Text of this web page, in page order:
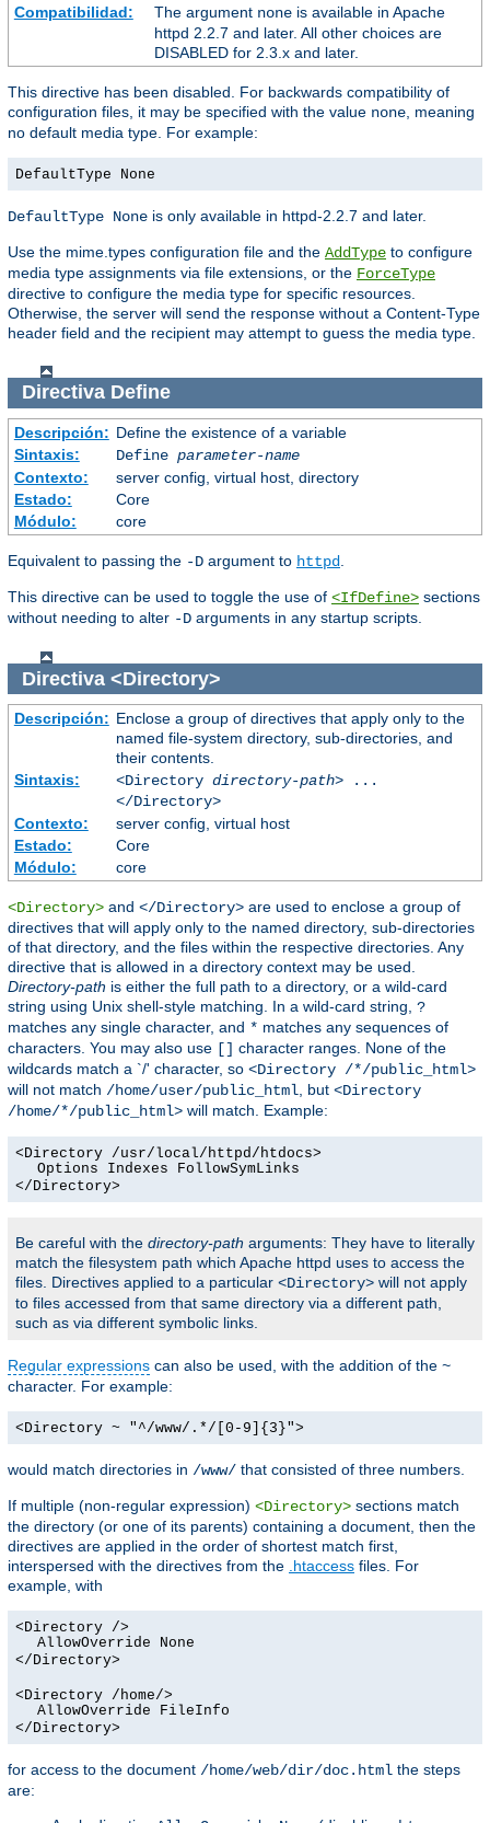
Compatibilidad:
The argument noneis available in Apache
httpd 2.2.7 and later. All other choices are
DISABLED for 2.3.x and later.
This directive has been disabled. For backwards compatibility of
configuration files, it may be specified with the value none , meaning
no default media type. For example:
DefaultType None
DefaultType None is only available in httpd-2.2.7 and later.
Use the mime.types configuration file and the AddType to configure
media type assignments via file extensions, or the ForceType
directive to configure the media type for specific resources.
Otherwise, the server will send the response without a Content-Type
header field and the recipient may attempt to guess the media type.
Directiva Define
Descripción: Define the existence of a variable
Sintaxis:
Define parameter-name
Contexto:
server config, virtual host, directory
Estado:
Core
Módulo:
core
Equivalent to passing the -D argument to httpd
This directive can be used to toggle the use of <IfDefine> sections
without needing to alter -D arguments in any startup scripts.
Directiva <Directory>
Descripción: Enclose a group of directives that apply only to the
named file-system directory, sub-directories, and
their contents.
Sintaxis:
<Directory directory-path> ...
</Directory>
Contexto:
server config, virtual host
Estado:
Core
Módulo:
core
<Directory> and </Directory> are used to enclose a group of
directives that will apply only to the named directory, sub-directories
of that directory, and the files within the respective directories. Any
directive that is allowed in a directory context may be used.
Directory-path is either the full path to a directory, or a wild-card
string using Unix shell-style matching. In a wild-card string, ?
matches any single character, and * matches any sequences of
characters. You may also use [] character ranges. None of the
wildcards match a `/' character, so <Directory /*/public_html>
will not match /home/user/public_html , but <Directory
/home/*/public_html> will match. Example:
<Directory /usr/local/httpd/htdocs>
Options Indexes FollowSymLinks
</Directory>
Be careful with the directory-path arguments: They have to literally
match the filesystem path which Apache httpd uses to access the
files. Directives applied to a particular <Directory> will not apply
to files accessed from that same directory via a different path,
such as via different symbolic links.
Regular expressions can also be used, with the addition of the ~
character. For example:
<Directory ~ "^/www/.*/[0-9]{3}">
would match directories in /www/ that consisted of three numbers.
If multiple (non-regular expression) <Directory> sections match
the directory (or one of its parents) containing a document, then the
directives are applied in the order of shortest match first,
interspersed with the directives from the .htaccess files. For
example, with
<Directory />
AllowOverride None
</Directory>
<Directory /home/>
AllowOverride FileInfo
</Directory>
for access to the document /home/web/dir/doc.html the steps
are: